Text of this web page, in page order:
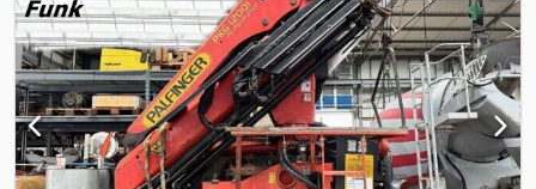
kg * Betriebsstunden: 2130 h * Erstzulassung: 10-2018 *
Leergewicht: 1500 kg * ZulGesamtgewicht: 2400 kg * Hydraulisch
ausziehbare Teleskopgabeln Verkauf eines gebrauchten
Fahrzeugs im aktuellen Ist-Zustand ausschließlich an
Gewerbetreibende oder für Export.Verkauf unter Ausschluss der
Sachmängelhaftung (§ 444 BGB). Keine Garantie oder
Gewährleistung. Nachträgliche Ansprüche